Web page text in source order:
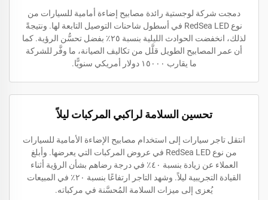
دمجت شركة لوجستية رائدة مصابيح إضاءة أمامية للسيارات من
نوع RedSea LED في أسطول شاحنات التوصيل التابعة لها. ونتيجةً
لذلك، انخفضت الحوادث الليلية بنسبة ٢٥٪ بفضل تحسُّن الرؤية. كما
أن عمر المصابيح الطويل قلَّل من تكاليف الصيانة، ما وفَّر للشركة
ما يقارب ١٥٠٠٠ دولار أمريكي سنويًّا.
تحسين السلامة لراكبي المركبات ليلاً
انتقل تاجر سيارات إلى استخدام مصابيح الإضاءة الأمامية للسيارات
من نوع RedSea LED في عروض المركبات التي يعرضها. وأبلغ
العملاء عن زيادة بنسبة ٤٠٪ في درجة رضاهم بشأن الرؤية أثناء
القيادة التجريبية ليلاً. وشهد التاجر ارتفاعًا بنسبة ٢٠٪ في المبيعات
يُعزى إلى ميزات السلامة المُحسَّنة في مركباته.